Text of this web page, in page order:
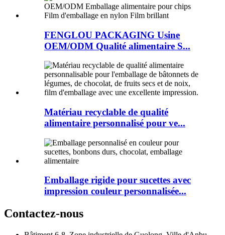
FENGLOU PACKAGING Usine
OEM/ODM Qualité alimentaire S...
Matériau recyclable de qualité
alimentaire personnalisé pour ve...
Emballage rigide pour sucettes avec
impression couleur personnalisée...
Contactez-nous